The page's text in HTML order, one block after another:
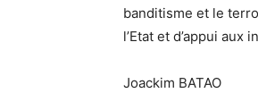
banditisme et le
l’Etat et d’appui aux
Joackim BATAO